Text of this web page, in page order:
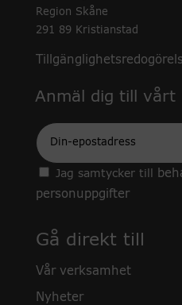
Region Skåne
291 89 Kristianstad
Anmäl dig till vårt
Epost
Jag samtycker till
personuppgifter
Gå direkt till
Vår verksamhet
Nyheter